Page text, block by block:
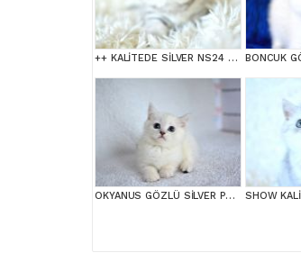
++ KALİTEDE SİLVER NS24 BRİTİSH SHORTHAİR
OKYANUS GÖZLÜ SİLVER POİNT BRİTİSH SHORTHAİR YAVRUMUZ erkek